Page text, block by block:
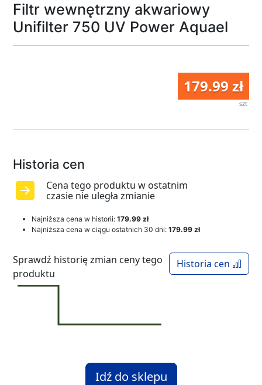
Filtr wewnętrzny akwariowy
Unifilter 750 UV Power Aquael
179.99 zł
szt
Historia cen
Cena tego produktu w ostatnim
czasie nie uległa zmianie
Najniższa cena w historii: 179.99 zł
Najniższa cena w ciągu ostatnich 30 dni: 179.99 zł
Historia cen
Sprawdź historię zmian ceny tego
produktu
Idź do sklepu